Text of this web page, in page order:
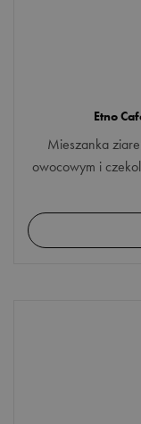
Etno
Mieszanka
owocowym i